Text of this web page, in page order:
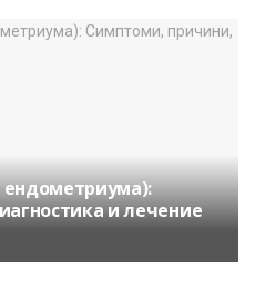
ендометриума):
и лечение